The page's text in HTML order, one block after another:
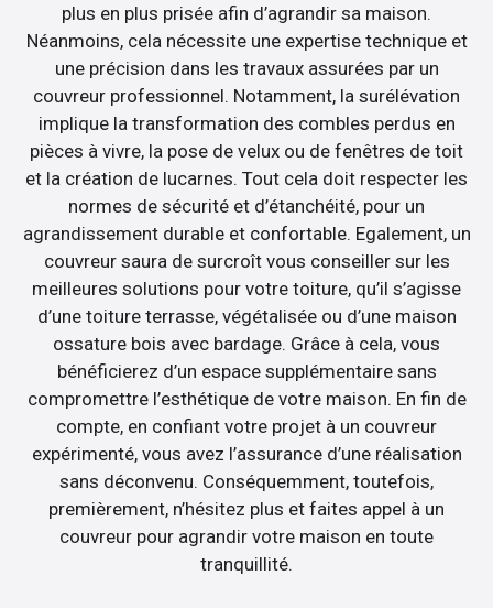
plus en plus prisée afin d’agrandir sa maison.
Néanmoins, cela nécessite une expertise technique et
une précision dans les travaux assurées par un
couvreur professionnel. Notamment, la surélévation
implique la transformation des combles perdus en
pièces à vivre, la pose de velux ou de fenêtres de toit
et la création de lucarnes. Tout cela doit respecter les
normes de sécurité et d’étanchéité, pour un
agrandissement durable et confortable. Egalement, un
couvreur saura de surcroît vous conseiller sur les
meilleures solutions pour votre toiture, qu’il s’agisse
d’une toiture terrasse, végétalisée ou d’une maison
ossature bois avec bardage. Grâce à cela, vous
bénéficierez d’un espace supplémentaire sans
compromettre l’esthétique de votre maison. En fin de
compte, en confiant votre projet à un couvreur
expérimenté, vous avez l’assurance d’une réalisation
sans déconvenu. Conséquemment, toutefois,
premièrement, n’hésitez plus et faites appel à un
couvreur pour agrandir votre maison en toute
tranquillité.